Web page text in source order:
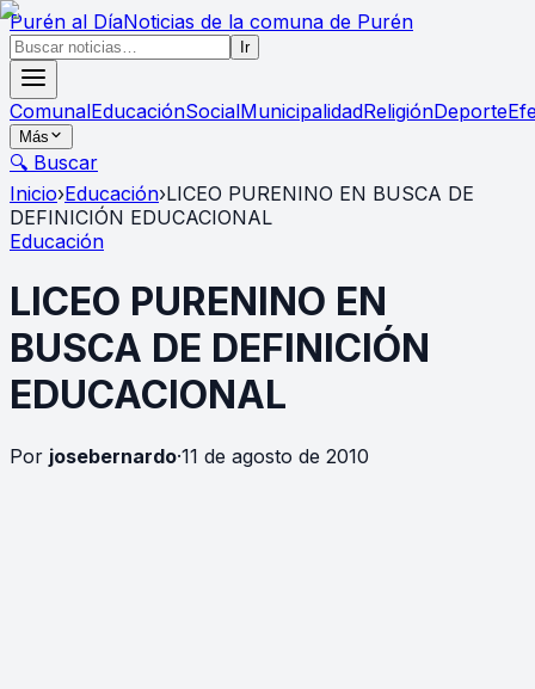
Purén al DíaNoticias de la comuna de Purén
Ir
ComunalEducaciónSocialMunicipalidadReligiónDeporte
Más
🔍 Buscar
Inicio›Educación›LICEO PURENINO EN BUSCA DE
DEFINICIÓN EDUCACIONAL
Educación
LICEO PURENINO EN
BUSCA DE DEFINICIÓN
EDUCACIONAL
Por josebernardo·11 de agosto de 2010